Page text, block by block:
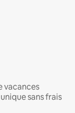
vacances
sans frais